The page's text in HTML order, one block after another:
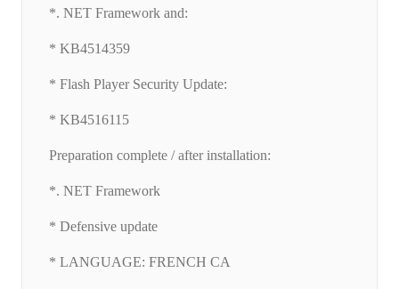
*. NET Framework and:
* KB4514359
* Flash Player Security Update:
* KB4516115
Preparation complete / after installation:
*. NET Framework
* Defensive update
* LANGUAGE: FRENCH CA